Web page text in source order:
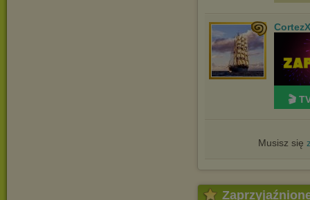
CortezX
🎬
Musisz się